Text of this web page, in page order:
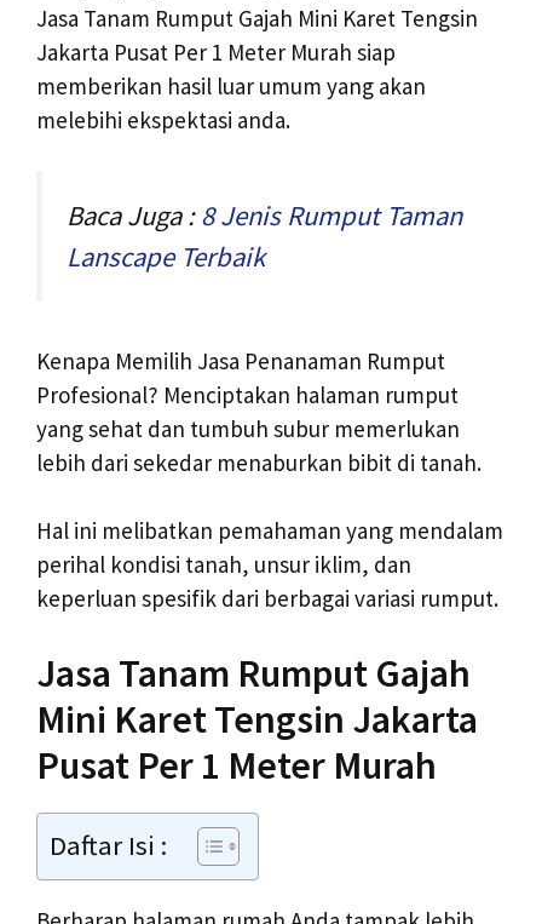
Jasa Tanam Rumput Gajah Mini Karet Tengsin
Jakarta Pusat Per 1 Meter Murah siap
memberikan hasil luar umum yang akan
melebihi ekspektasi anda.
Baca Juga :8 Jenis Rumput Taman
Lanscape Terbaik
Kenapa Memilih Jasa Penanaman Rumput
Profesional? Menciptakan halaman rumput
yang sehat dan tumbuh subur memerlukan
lebih dari sekedar menaburkan bibit di tanah.
Hal ini melibatkan pemahaman yang mendalam
perihal kondisi tanah, unsur iklim, dan
keperluan spesifik dari berbagai variasi rumput.
Jasa Tanam Rumput Gajah
Mini Karet Tengsin Jakarta
Pusat Per 1 Meter Murah
Daftar Isi :